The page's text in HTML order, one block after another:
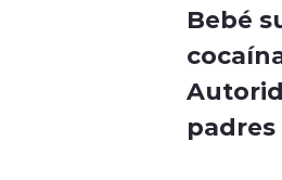
Bebé
padres